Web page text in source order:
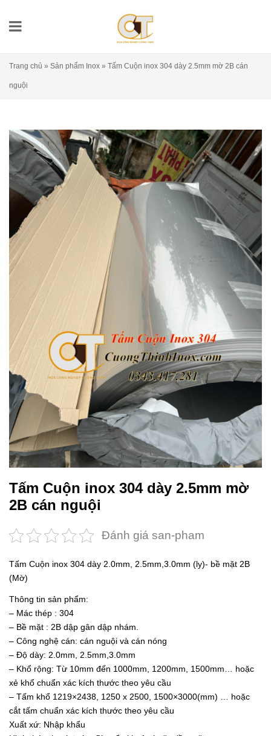
Trang chủ » Sản phẩm Inox » Tấm Cuộn inox 304 dày 2.5mm mờ 2B cán
nguội
Tấm Cuộn inox 304 dày 2.5mm mờ
2B cán nguội
Đánh giá san-pham
Tấm Cuộn inox 304 dày 2.0mm, 2.5mm,3.0mm (ly)- bề mặt 2B
(Mờ)
Thông tin sản phẩm:
– Mác thép : 304
– Bề mặt : 2B dập gân dập nhám.
– Công nghệ cán: cán nguội và cán nóng
– Độ dày: 2.0mm, 2.5mm,3.0mm
– Khổ rộng: Từ 10mm đến 1000mm, 1200mm, 1500mm… hoặc
xẻ khổ chuẩn xác kích thước theo yêu cầu
– Tấm khổ 1219×2438, 1250 x 2500, 1500×3000(mm) … hoặc
cắt tấm chuẩn xác kích thước theo yêu cầu
Xuất xứ: Nhập khẩu